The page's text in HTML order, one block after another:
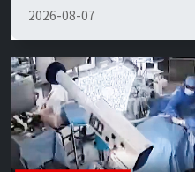
2026-08-07